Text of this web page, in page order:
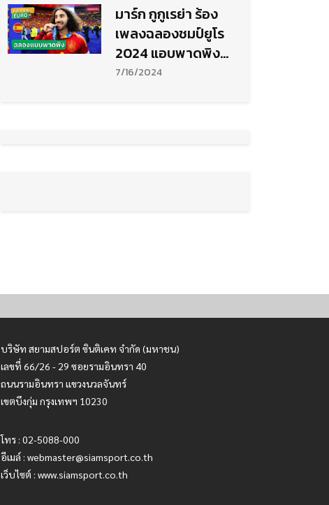
มาร์ก กูกูเรย่า ร้อง
เพลงฉลองชมป์ยูโร
2024 แอบพาดพิง
ใครบางคน (มีคลิป)
7/16/2024
บริษัท สยามสปอร์ต ซินติเคท จำกัด (มหาชน)
เลขที่ 66/26 - 29 ซอยรามอินทรา 40
ถนนรามอินทรา แขวงนวลจันทร์
เขตบึงกุ่ม กรุงเทพฯ 10230
โทร : 02-5088-000
อีเมล์ : webmaster@siamsport.co.th
เว็บไซต์ : www.siamsport.co.th